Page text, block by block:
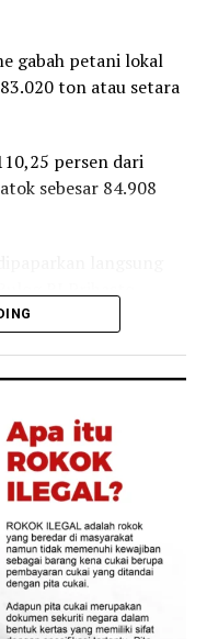
gabah petani lokal
ton atau setara
persen dari
sebesar 84.908
Jember
pengelolaan
Setyanto,
penyerapan
ini menunjukkan
daerah.